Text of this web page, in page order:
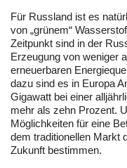
Für Russland ist es
von „grünem“
Zeitpunkt sind in der
Erzeugung von weniger
erneuerbaren
dazu sind es in Europa
Gigawatt bei einer
mehr als zehn Prozent.
Möglichkeiten für eine
dem traditionellen Markt
Zukunft bestimmen.